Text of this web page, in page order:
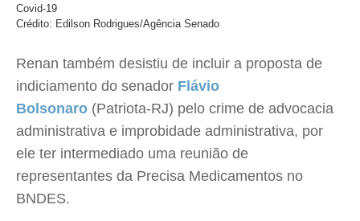
Covid-19
Crédito: Edilson Rodrigues/Agência Senado
Renan também desistiu de incluir a proposta de
indiciamento do senador Flávio
Bolsonaro (Patriota-RJ) pelo crime de advocacia
administrativa e improbidade administrativa, por
ele ter intermediado uma reunião de
representantes da Precisa Medicamentos no
BNDES.